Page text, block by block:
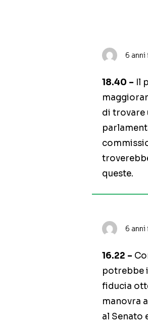
6 anni
18.40 – Il
di trovare
queste.
6 anni
16.22 –
potrebbe
fiducia
manovra
al Senato